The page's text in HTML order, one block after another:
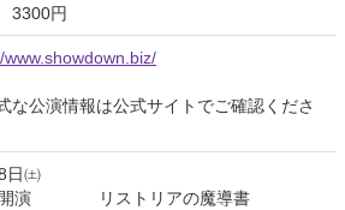
3300円
www.showdown.biz/
な公演情報は公式サイトでご確認くださ
日㈯
開演 リストリアの魔導書